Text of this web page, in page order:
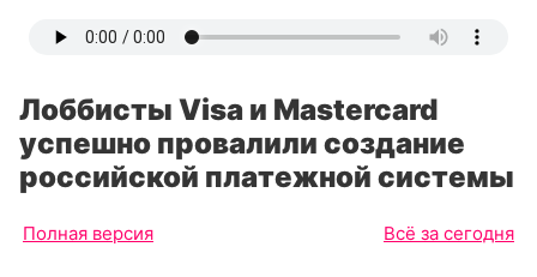
Лоббисты Visa и Mastercard
успешно провалили создание
российской платежной системы
Полная версия Всё за сегодня